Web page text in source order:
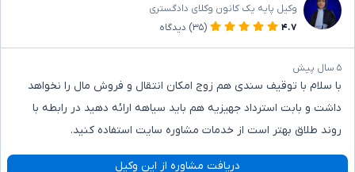
وکیل پایه یک کانون وکلای دادگستری
۴.۷
(۳۵) دیدگاه
۵ سال پیش
با سلام با توقیف سندی هم زوج امکان انتقال و فروش مال را نخواهد
داشت و بابت استرداد جهیزیه هم باید سیاهه ارائه دهید در رابطه با
روند طلاق بهتر است از خدمات مشاوره سایت استفاده کنید.
دریافت مشاوره از این وکیل